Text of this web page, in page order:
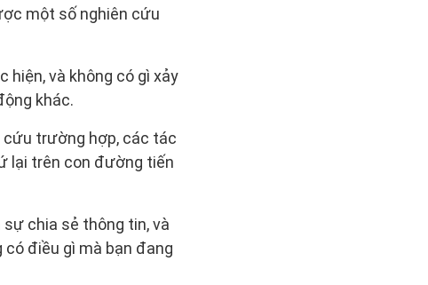
một số nghiên cứu
hiện, và không có gì xảy
khác.
cứu trường hợp, các tác
lại trên con đường tiến
chia sẻ thông tin, và
điều gì mà bạn đang